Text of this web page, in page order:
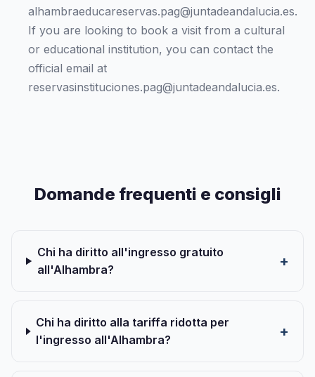
alhambraeducareservas.pag@juntadeandalucia.es.
If you are looking to book a visit from a cultural
or educational institution, you can contact the
official email at
reservasinstituciones.pag@juntadeandalucia.es.
Domande frequenti e consigli
Chi ha diritto all'ingresso gratuito
all'Alhambra?
Chi ha diritto alla tariffa ridotta per
l'ingresso all'Alhambra?